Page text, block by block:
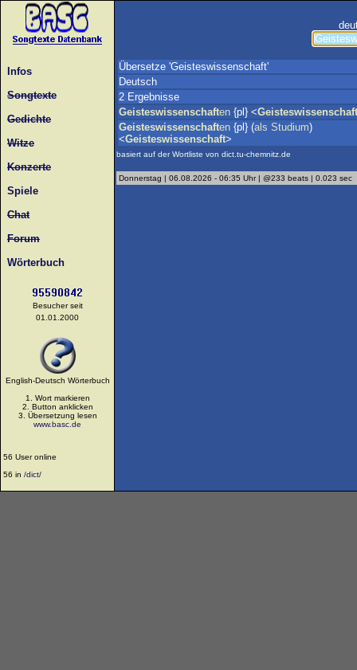
Infos
Songtexte
Gedichte
Witze
Konzerte
Spiele
Chat
Forum
Wörterbuch
Besucher seit
01.01.2000
English-Deutsch Wörterbuch
1. Wort markieren
2. Button anklicken
3. Übersetzung lesen
www.basc.de
56 User online
56 in /dict/
Übersetze 'Geisteswissenschaft'
Deutsch
2 Ergebnisse
Geisteswissenschaften {pl} <Geisteswissenschaft
Geisteswissenschaften {pl} (als Studium)
<Geisteswissenschaft>
basiert auf der Wortliste von dict.tu-chemnitz.de
Donnerstag | 06.08.2026 - 06:35 Uhr | @233 beats | 0.023 sec